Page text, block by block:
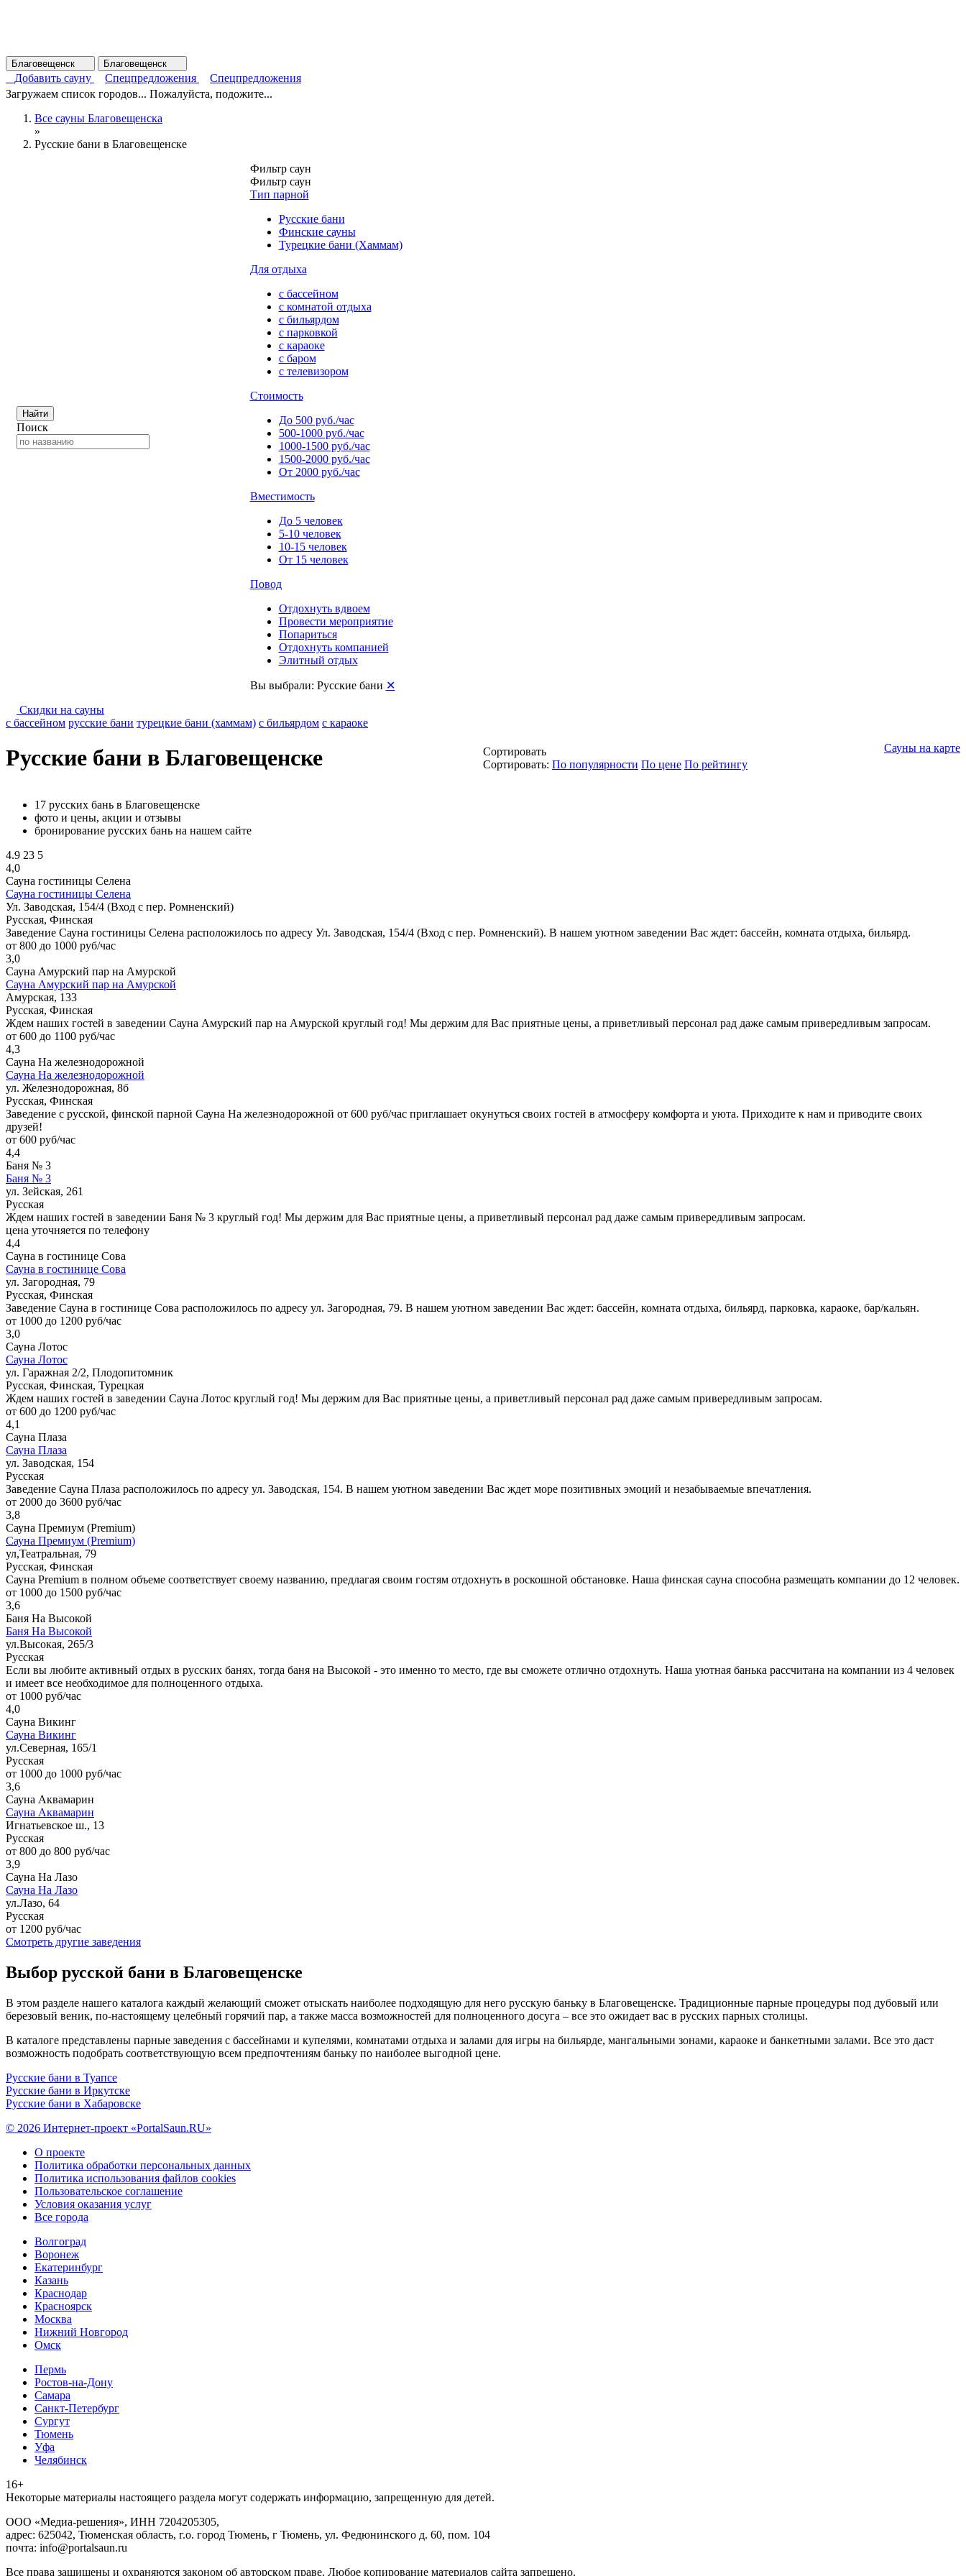
Благовещенск Благовещенск
Добавить сауну Спецпредложения
Спецпредложения
Загружаем список городов... Пожалуйста, подожите...
Все сауны Благовещенска
»
Русские бани в Благовещенске
Найти
Поиск
Фильтр саун
Фильтр саун
Тип парной
Русские бани
Финские сауны
Турецкие бани (Хаммам)
Для отдыха
с бассейном
с комнатой отдыха
с бильярдом
с парковкой
с караоке
с баром
с телевизором
Стоимость
До 500 руб./час
500-1000 руб./час
1000-1500 руб./час
1500-2000 руб./час
От 2000 руб./час
Вместимость
До 5 человек
5-10 человек
10-15 человек
От 15 человек
Повод
Отдохнуть вдвоем
Провести мероприятие
Попариться
Отдохнуть компанией
Элитный отдых
Вы выбрали: Русские бани ✕
Скидки на сауны
с бассейном русские бани турецкие бани (хаммам) с бильярдом с караоке
Русские бани в Благовещенске Сауны на карте
Сортировать
Сортировать: По популярности По цене По рейтингу
17 русских бань в Благовещенске
фото и цены, акции и отзывы
бронирование русских бань на нашем сайте
4.9 23 5
4,0
Сауна гостиницы Селена
Сауна гостиницы Селена
Ул. Заводская, 154/4 (Вход с пер. Ромненский)
Русская, Финская
Заведение Сауна гостиницы Селена расположилось по адресу Ул. Заводская, 154/4 (Вход с пер. Ромненский). В нашем уютном заведении Вас ждет: бассейн, комната отдыха, бильярд.
от 800 до 1000 руб/час
3,0
Сауна Амурский пар на Амурской
Сауна Амурский пар на Амурской
Амурская, 133
Русская, Финская
Ждем наших гостей в заведении Сауна Амурский пар на Амурской круглый год! Мы держим для Вас приятные цены, а приветливый персонал рад даже самым привередливым запросам.
от 600 до 1100 руб/час
4,3
Сауна На железнодорожной
Сауна На железнодорожной
ул. Железнодорожная, 8б
Русская, Финская
Заведение с русской, финской парной Сауна На железнодорожной от 600 руб/час приглашает окунуться своих гостей в атмосферу комфорта и уюта. Приходите к нам и приводите своих
друзей!
от 600 руб/час
4,4
Баня № 3
Баня № 3
ул. Зейская, 261
Русская
Ждем наших гостей в заведении Баня № 3 круглый год! Мы держим для Вас приятные цены, а приветливый персонал рад даже самым привередливым запросам.
цена уточняется по телефону
4,4
Сауна в гостинице Сова
Сауна в гостинице Сова
ул. Загородная, 79
Русская, Финская
Заведение Сауна в гостинице Сова расположилось по адресу ул. Загородная, 79. В нашем уютном заведении Вас ждет: бассейн, комната отдыха, бильярд, парковка, караоке, бар/кальян.
от 1000 до 1200 руб/час
3,0
Сауна Лотос
Сауна Лотос
ул. Гаражная 2/2, Плодопитомник
Русская, Финская, Турецкая
Ждем наших гостей в заведении Сауна Лотос круглый год! Мы держим для Вас приятные цены, а приветливый персонал рад даже самым привередливым запросам.
от 600 до 1200 руб/час
4,1
Сауна Плаза
Сауна Плаза
ул. Заводская, 154
Русская
Заведение Сауна Плаза расположилось по адресу ул. Заводская, 154. В нашем уютном заведении Вас ждет море позитивных эмоций и незабываемые впечатления.
от 2000 до 3600 руб/час
3,8
Сауна Премиум (Premium)
Сауна Премиум (Premium)
ул,Театральная, 79
Русская, Финская
Сауна Premium в полном объеме соответствует своему названию, предлагая своим гостям отдохнуть в роскошной обстановке. Наша финская сауна способна размещать компании до 12 человек.
от 1000 до 1500 руб/час
3,6
Баня На Высокой
Баня На Высокой
ул.Высокая, 265/3
Русская
Если вы любите активный отдых в русских банях, тогда баня на Высокой - это именно то место, где вы сможете отлично отдохнуть. Наша уютная банька рассчитана на компании из 4 человек
и имеет все необходимое для полноценного отдыха.
от 1000 руб/час
4,0
Сауна Викинг
Сауна Викинг
ул.Северная, 165/1
Русская
от 1000 до 1000 руб/час
3,6
Сауна Аквамарин
Сауна Аквамарин
Игнатьевское ш., 13
Русская
от 800 до 800 руб/час
3,9
Сауна На Лазо
Сауна На Лазо
ул.Лазо, 64
Русская
от 1200 руб/час
Смотреть другие заведения
Выбор русской бани в Благовещенске
В этом разделе нашего каталога каждый желающий сможет отыскать наиболее подходящую для него русскую баньку в Благовещенске. Традиционные парные процедуры под дубовый или
березовый веник, по-настоящему целебный горячий пар, а также масса возможностей для полноценного досуга – все это ожидает вас в русских парных столицы.
В каталоге представлены парные заведения с бассейнами и купелями, комнатами отдыха и залами для игры на бильярде, мангальными зонами, караоке и банкетными залами. Все это даст
возможность подобрать соответствующую всем предпочтениям баньку по наиболее выгодной цене.
Русские бани в Туапсе
Русские бани в Иркутске
Русские бани в Хабаровске
© 2026 Интернет-проект «PortalSaun.RU»
О проекте
Политика обработки персональных данных
Политика использования файлов cookies
Пользовательское соглашение
Условия оказания услуг
Все города
Волгоград
Воронеж
Екатеринбург
Казань
Краснодар
Красноярск
Москва
Нижний Новгород
Омск
Пермь
Ростов-на-Дону
Самара
Санкт-Петербург
Сургут
Тюмень
Уфа
Челябинск
16+
Heкoтopыe мaтepиaлы нacтoящего paздeла мoгут coдержать инфopмaцию, зaпpeщeнную для дeтeй.
ООО «Медиа-решения», ИНН 7204205305,
адрес: 625042, Тюменская область, г.о. город Тюмень, г Тюмень, ул. Федюнинского д. 60, пом. 104
почта: info@portalsaun.ru
Вce прaвa зaщищeны и oxpaняютcя зaкoнoм oб aвтopcкoм прaве. Любoe кoпиpoвaниe мaтepиaлов caйтa зaпpeщeнo.